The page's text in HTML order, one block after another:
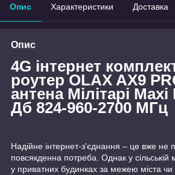
Опис Характеристики Доставка
Опис
4G інтернет
роутер OLAX AX9
антена Мілітарі Maxi
Дб 824-960-2700 МГц
Надійне інтернет-з'єднання – це вже не
повсякденна потреба. Однак у сільській
у приватних будинках за межею міста чи